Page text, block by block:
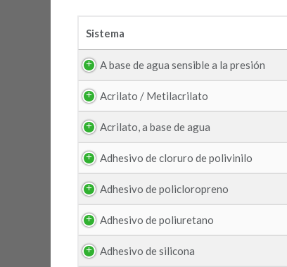
Sistema
A base de agua sensible a la presión
Acrilato / Metilacrilato
Acrilato, a base de agua
Adhesivo de cloruro de polivinilo
Adhesivo de policloropreno
Adhesivo de poliuretano
Adhesivo de silicona